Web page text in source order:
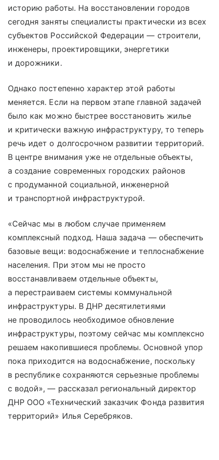
историю работы. На восстановлении городов
сегодня заняты специалисты практически из всех
субъектов Российской Федерации — строители,
инженеры, проектировщики, энергетики
и дорожники.
Однако постепенно характер этой работы
меняется. Если на первом этапе главной задачей
было как можно быстрее восстановить жилье
и критически важную инфраструктуру, то теперь
речь идет о долгосрочном развитии территорий.
В центре внимания уже не отдельные объекты,
а создание современных городских районов
с продуманной социальной, инженерной
и транспортной инфраструктурой.
«Сейчас мы в любом случае применяем
комплексный подход. Наша задача — обеспечить
базовые вещи: водоснабжение и теплоснабжение
населения. При этом мы не просто
восстанавливаем отдельные объекты,
а перестраиваем системы коммунальной
инфраструктуры. В ДНР десятилетиями
не проводилось необходимое обновление
инфраструктуры, поэтому сейчас мы комплексно
решаем накопившиеся проблемы. Основной упор
пока приходится на водоснабжение, поскольку
в республике сохраняются серьезные проблемы
с водой», — рассказал региональный директор
ДНР ООО «Технический заказчик Фонда развития
территорий» Илья Серебряков.